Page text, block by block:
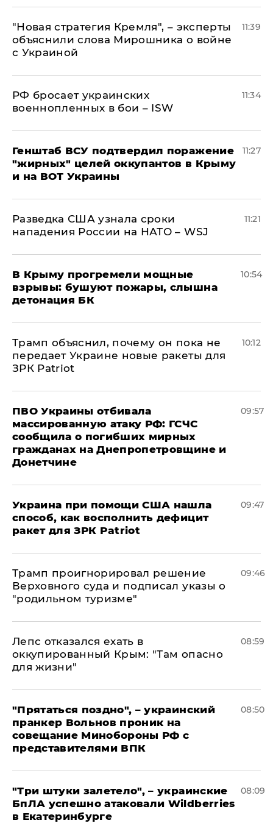
"Новая стратегия Кремля", – эксперты
объяснили слова Мирошника о войне
с Украиной
11:39
РФ бросает украинских
военнопленных в бои – ISW
11:34
Генштаб ВСУ подтвердил поражение
"жирных" целей оккупантов в Крыму
и на ВОТ Украины
11:27
Разведка США узнала сроки
нападения России на НАТО – WSJ
11:21
В Крыму прогремели мощные
взрывы: бушуют пожары, слышна
детонация БК
10:54
Трамп объяснил, почему он пока не
передает Украине новые ракеты для
ЗРК Patriot
10:12
ПВО Украины отбивала
массированную атаку РФ: ГСЧС
сообщила о погибших мирных
гражданах на Днепропетровщине и
Донетчине
09:57
Украина при помощи США нашла
способ, как восполнить дефицит
ракет для ЗРК Patriot
09:47
Трамп проигнорировал решение
Верховного суда и подписал указы о
"родильном туризме"
09:46
Лепс отказался ехать в
оккупированный Крым: "Там опасно
для жизни"
08:59
"Прятаться поздно", – украинский
пранкер Вольнов проник на
совещание Минобороны РФ с
представителями ВПК
08:50
"Три штуки залетело", – украинские
БпЛА успешно атаковали Wildberries
в Екатеринбурге
08:09